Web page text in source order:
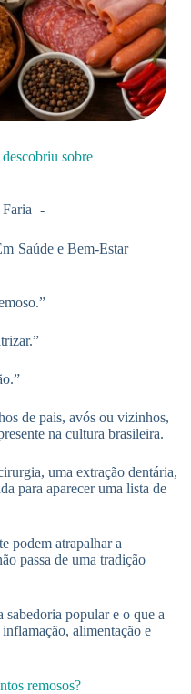
sobre
Saúde e Bem-Estar
de pais, avós ou vizinhos,
na cultura brasileira.
uma extração dentária,
para aparecer uma lista de
podem atrapalhar a
passa de uma tradição
sabedoria popular e o que a
alimentação e
remosos?